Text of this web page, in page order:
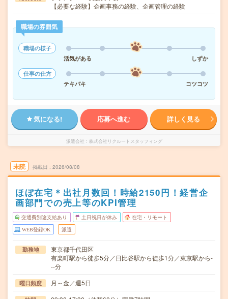
【必要な経験】企画事務の経験、企画管理の経験
職場の雰囲気
職場の様子
活気がある
しずか
仕事の仕方
テキパキ
コツコツ
気になる! 応募へ進む 詳しく見る
派遣会社 株式会社リクルートスタッフィング
未読 掲載日 2026/08/08
ほぼ在宅＊出社月数回！時給2150円！経営企
画部門での売上等のKPI管理
交通費別途支給あり 土日祝日が休み 在宅・リモート
WEB登録OK 派遣
勤務地
東京都千代田区
有楽町駅から徒歩5分／日比谷駅から徒歩1分／東京駅から-
--分
曜日頻度 月～金／週5日